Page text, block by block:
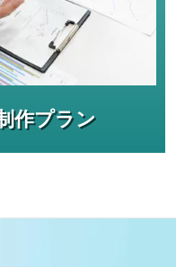
作プラン